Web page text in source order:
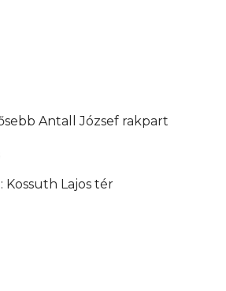
Antall József rakpart
Kossuth Lajos tér